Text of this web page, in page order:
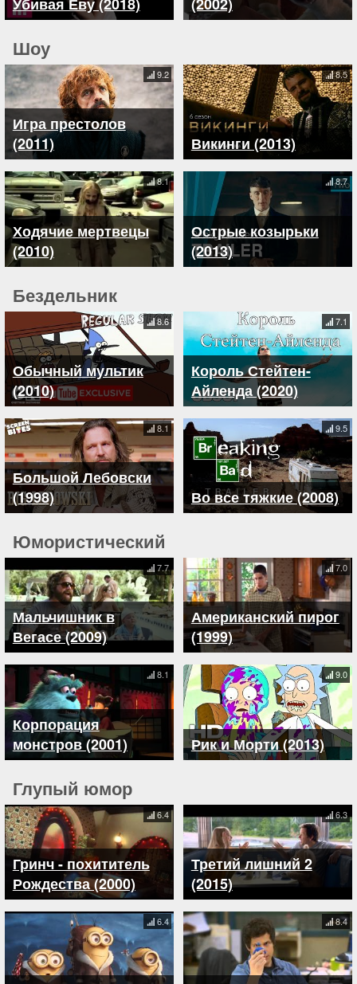
Шоу
Игра престолов
(2011)
9.2
Викинги (2013)
8.5
Ходячие мертвецы
(2010)
8.1
Острые козырьки
(2013)
8.7
Бездельник
Обычный мультик
(2010)
8.6
Король Стейтен-
Айленда (2020)
7.1
Большой Лебовски
(1998)
8.1
Во все тяжкие (2008)
9.5
Юмористический
Мальчишник в
Вегасе (2009)
7.7
Американский пирог
(1999)
7.0
Корпорация
монстров (2001)
8.1
Рик и Морти (2013)
9.0
Глупый юмор
Гринч - похититель
Рождества (2000)
6.4
Третий лишний 2
(2015)
6.3
6.4 8.4